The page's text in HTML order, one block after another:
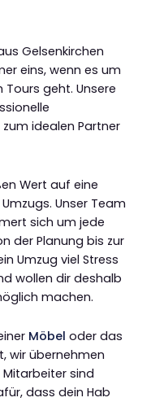
Gelsenkirchen
eins, wenn es um
geht. Unsere
idealen Partner
Wert auf eine
Unser Team
sich um jede
der Planung bis zur
Umzug viel Stress
wollen dir deshalb
machen.
Möbel oder das
wir übernehmen
sind
dass dein Hab